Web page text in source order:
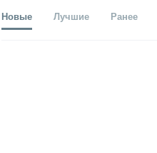
Новые Лучшие Ранее